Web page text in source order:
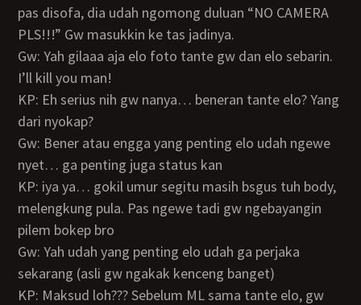
pas disofa, dia udah ngomong duluan “NO CAMERA
PLS!!!” Gw masukkin ke tas jadinya.
Gw: Yah gilaaa aja elo foto tante gw dan elo sebarin.
I’ll kill you man!
KP: Eh serius nih gw nanya… beneran tante elo? Yang
dari nyokap?
Gw: Bener atau engga yang penting elo udah ngewe
nyet… ga penting juga status kan
KP: iya ya… gokil umur segitu masih bsgus tuh body,
melengkung pula. Pas ngewe tadi gw ngebayangin
pilem bokep bro
Gw: Yah udah yang penting elo udah ga perjaka
sekarang (asli gw ngakak kenceng banget)
KP: Maksud loh??? Sebelum ML sama tante elo, gw